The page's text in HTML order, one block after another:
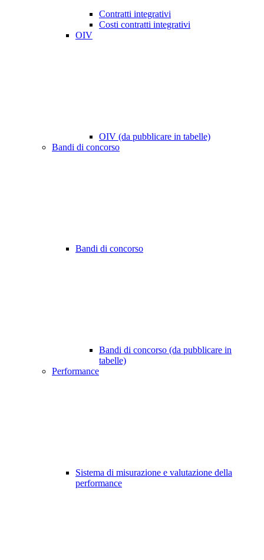
Contratti integrativi
Costi contratti integrativi
OIV
OIV (da pubblicare in tabelle)
Bandi di concorso
Bandi di concorso
Bandi di concorso (da pubblicare in
tabelle)
Performance
Sistema di misurazione e valutazione della
performance